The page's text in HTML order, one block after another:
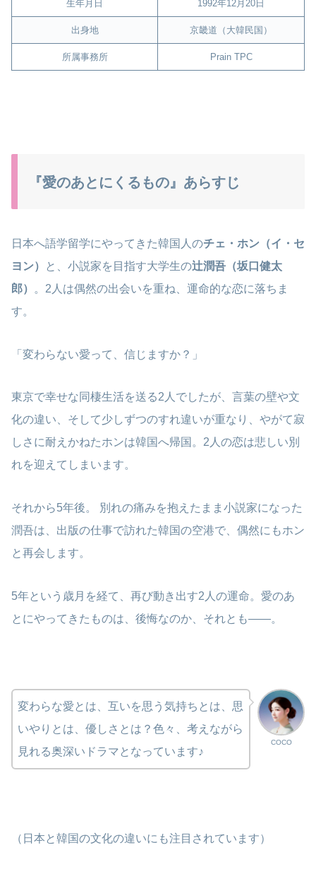
生年月日 1992年12月20日
出身地 京畿道（大韓民国）
所属事務所 Prain TPC
『愛のあとにくるもの』あらすじ
日本へ語学留学にやってきた韓国人のチェ・ホン（イ・セ
ヨン）
と、小説家を目指す大学生の辻潤吾（坂口健太
郎）
。2人は偶然の出会いを重ね、運命的な恋に落ちま
す。
「変わらない愛って、信じますか？」
東京で幸せな同棲生活を送る2人でしたが、言葉の壁や文
化の違い、そして少しずつのすれ違いが重なり、やがて寂
しさに耐えかねたホンは韓国へ帰国。2人の恋は悲しい別
れを迎えてしまいます。
それから5年後。 別れの痛みを抱えたまま小説家になった
潤吾は、出版の仕事で訪れた韓国の空港で、偶然にもホン
と再会します。
5年という歳月を経て、再び動き出す2人の運命。愛のあ
とにやってきたものは、後悔なのか、それとも――。
COCO
変わらな愛とは、互いを思う気持ちとは、思
いやりとは、優しさとは？色々、考えながら
見れる奥深いドラマとなっています♪
（日本と韓国の文化の違いにも注目されています）